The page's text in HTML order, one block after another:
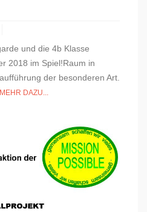
und die 4b Klasse
2018 im Spiel!Raum in
der besonderen Art.
MEHR DAZU...